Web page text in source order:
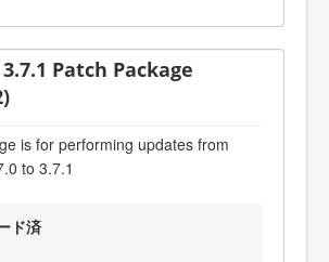
Patch Package
is for performing updates from
to 3.7.1
ド済